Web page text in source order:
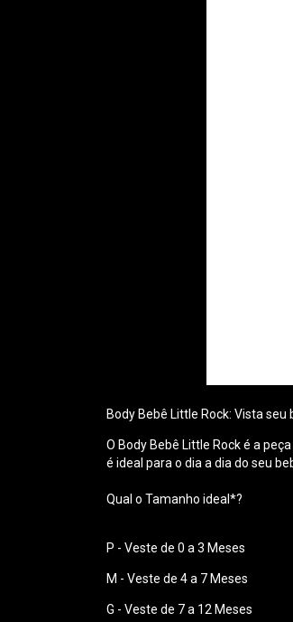
Body Bebê Little Rock: Vista
O Body Bebê Little Rock é a
é ideal para o dia a dia do seu
Qual o Tamanho ideal*?
P - Veste de 0 a 3 Meses
M - Veste de 4 a 7 Meses
G - Veste de 7 a 12 Meses